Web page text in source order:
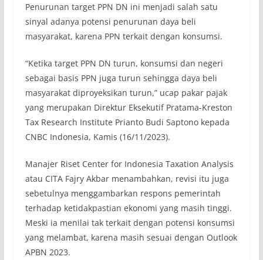
Penurunan target PPN DN ini menjadi salah satu
sinyal adanya potensi penurunan daya beli
masyarakat, karena PPN terkait dengan konsumsi.
“Ketika target PPN DN turun, konsumsi dan negeri
sebagai basis PPN juga turun sehingga daya beli
masyarakat diproyeksikan turun,” ucap pakar pajak
yang merupakan Direktur Eksekutif Pratama-Kreston
Tax Research Institute Prianto Budi Saptono kepada
CNBC Indonesia, Kamis (16/11/2023).
Manajer Riset Center for Indonesia Taxation Analysis
atau CITA Fajry Akbar menambahkan, revisi itu juga
sebetulnya menggambarkan respons pemerintah
terhadap ketidakpastian ekonomi yang masih tinggi.
Meski ia menilai tak terkait dengan potensi konsumsi
yang melambat, karena masih sesuai dengan Outlook
APBN 2023.